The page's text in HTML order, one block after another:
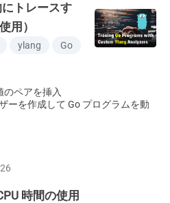
トレースす
用）
ylang
Go
のペアを挿入
ーを作成して Go プログラムを動
時間の使用